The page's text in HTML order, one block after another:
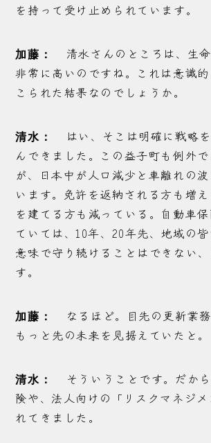
を持って受け止められています。
加藤：
清水さんのところは、生
非常に高いのですね。これは意識
こられた結果なのでしょうか。
清水：
はい、そこは明確に戦略
んできました。この益子町も例外
が、日本中が人口減少と車離れの
います。免許を返納される方も増
を建てる方も減っている。自動車
ていては、10年、20年先、地域の
意味で守り続けることはできない
す。
加藤：
なるほど。目先の更新業務
もっと先の未来を見据えていたと。
清水：
そういうことです。だか
険や、法人向けの「リスクマネジ
れてきました。